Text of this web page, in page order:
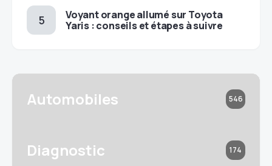
Voyant orange allumé sur Toyota
Yaris : conseils et étapes à suivre
Automobiles 546
Diagnostic 174